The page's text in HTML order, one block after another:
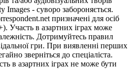
Images - суворо забороняється.
призначені для осіб
Участь в азартних іграх може
Дотримуйтесь правил
гри. При виявленні перших
зверніться до спеціаліста.
в азартних іграх не може бути